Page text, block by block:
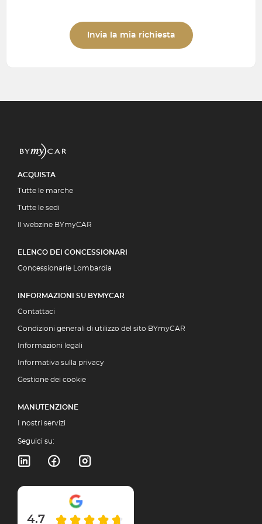
Invia la mia richiesta
ACQUISTA
Tutte le marche
Tutte le sedi
Il webzine BYmyCAR
ELENCO DEI CONCESSIONARI
Concessionarie Lombardia
INFORMAZIONI SU BYMYCAR
Contattaci
Condizioni generali di utilizzo del sito BYmyCAR
Informazioni legali
Informativa sulla privacy
Gestione dei cookie
MANUTENZIONE
I nostri servizi
Seguici su:
4.7